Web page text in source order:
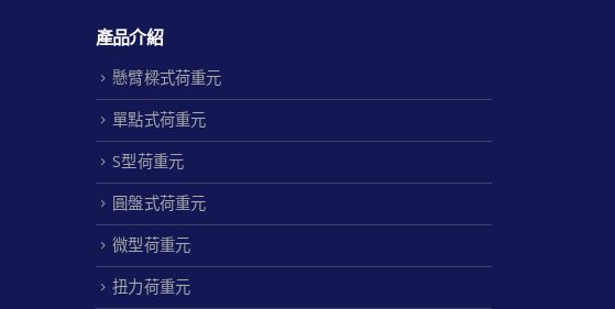
產品介紹
懸臂樑式荷重元
單點式荷重元
S型荷重元
圓盤式荷重元
微型荷重元
扭力荷重元